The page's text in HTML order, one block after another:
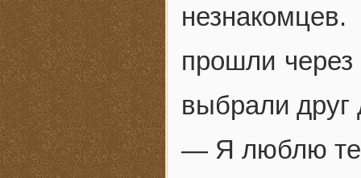
прошли через
выбрали
— Я люблю